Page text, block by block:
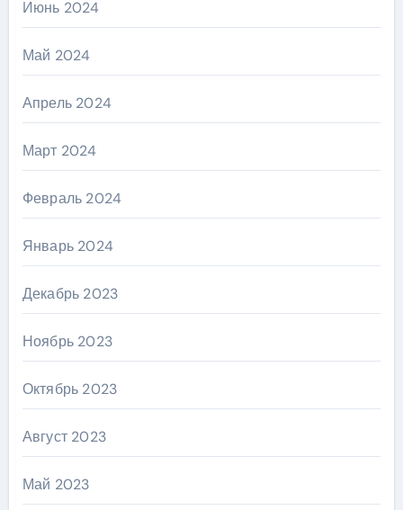
Июнь 2024
Май 2024
Апрель 2024
Март 2024
Февраль 2024
Январь 2024
Декабрь 2023
Ноябрь 2023
Октябрь 2023
Август 2023
Май 2023